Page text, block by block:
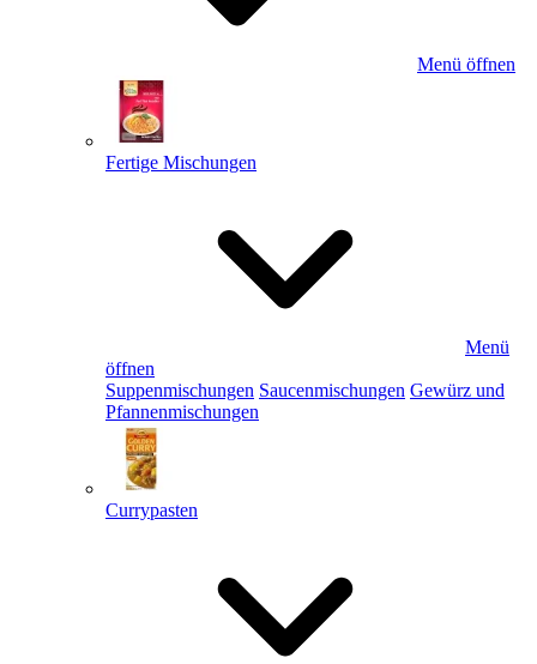
Menü öffnen
Fertige Mischungen
Menü
öffnen
Suppenmischungen Saucenmischungen Gewürz und
Pfannenmischungen
Currypasten